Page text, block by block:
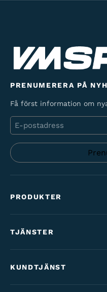
PRENUMERERA PÅ
Få först information om
E-
post
PRODUKTER
Maantie & gravel
Barncyklar
TJÄNSTER
KUNDTJÄNST